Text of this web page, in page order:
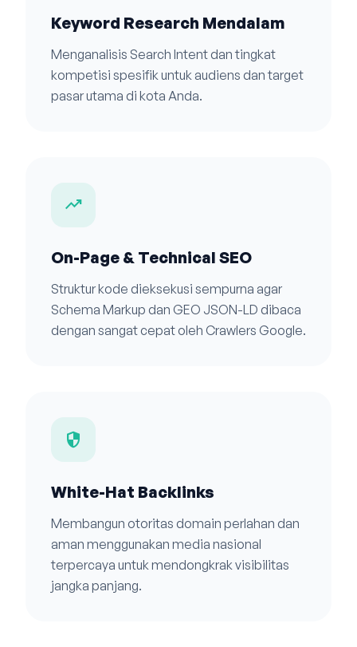
Keyword Research Mendalam
Menganalisis Search Intent dan tingkat
kompetisi spesifik untuk audiens dan target
pasar utama di kota Anda.
trending_up
On-Page & Technical SEO
Struktur kode dieksekusi sempurna agar
Schema Markup dan GEO JSON-LD dibaca
dengan sangat cepat oleh Crawlers Google.
security
White-Hat Backlinks
Membangun otoritas domain perlahan dan
aman menggunakan media nasional
terpercaya untuk mendongkrak visibilitas
jangka panjang.